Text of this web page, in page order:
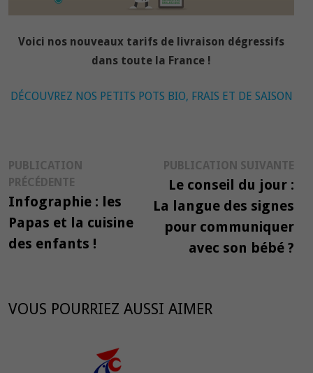
Voici nos nouveaux tarifs de livraison dégressifs
dans toute la France !
DÉCOUVREZ NOS PETITS POTS BIO, FRAIS ET DE SAISON
Navigation
de
l’article
PUBLICATION
PRÉCÉDENTE
précédente :
Infographie : les
Papas et la cuisine
des enfants !
PUBLICATION SUIVANTE
Le conseil du jour :
La langue des signes
pour communiquer
avec son bébé ?
VOUS POURRIEZ AUSSI AIMER